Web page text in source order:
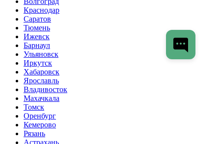
Краснодар
Саратов
Тюмень
Ижевск
Барнаул
Ульяновск
Иркутск
Хабаровск
Ярославль
Владивосток
Махачкала
Томск
Оренбург
Кемерово
Рязань